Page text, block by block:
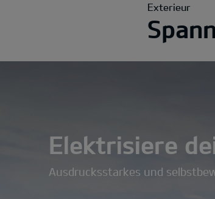
Exterieur
Elektrisiere
Ausdrucksstarkes und